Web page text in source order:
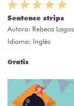
Sentence strips
Autora: Rebeca
Idioma: Inglés
Gratis